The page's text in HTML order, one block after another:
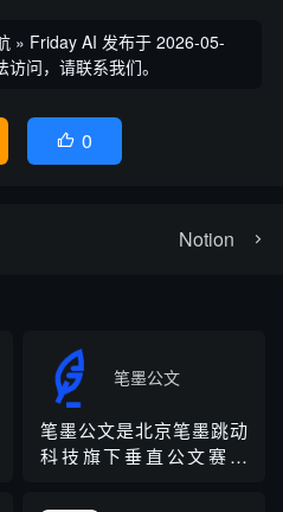
» Friday AI 发布于 2026-05-
问，请联系我们。
 0
Notion
笔墨公文
笔墨公文是北京笔墨跳动
科技旗下垂直公文赛道